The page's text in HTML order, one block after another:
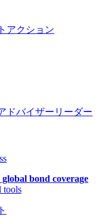
アクション
ドバイザーリーダー
bond coverage
tools